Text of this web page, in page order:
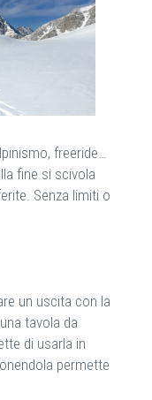
freeride…
fine si scivola
Senza limiti o
un uscita con la
tavola da
di usarla in
permette